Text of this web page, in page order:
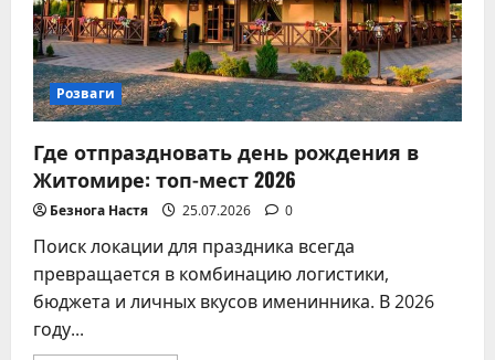
Розваги
Где отпраздновать день рождения в
Житомире: топ-мест 2026
Безнога Настя 25.07.2026 0
Поиск локации для праздника всегда
превращается в комбинацию логистики,
бюджета и личных вкусов именинника. В 2026
году...